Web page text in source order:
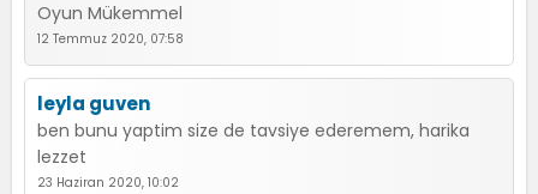
Oyun Mükemmel
12 Temmuz 2020, 07:58
leyla guven
ben bunu yaptim size de tavsiye ederemem, harika
lezzet
23 Haziran 2020, 10:02